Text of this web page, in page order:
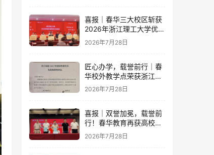
喜报｜春华三大校区斩获
2026年浙江理工大学优秀
教学点荣誉
2026年7月28日
匠心办学，载誉前行｜春
华校外教学点荣获浙江财
经大学2025年度多项荣誉
2026年7月28日
喜报｜双誉加冕，载誉前
行！春华教育再获高校官
方重磅认可
2026年7月28日